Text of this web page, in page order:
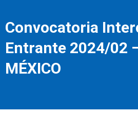
Convocatoria
Entrante 2024/02
MÉXICO